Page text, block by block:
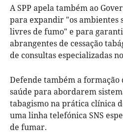
A SPP apela também ao
para expandir "os ambientes
livres de fumo" e para
abrangentes de cessação
de consultas especializadas
Defende também a formação
saúde para abordarem
tabagismo na prática clínica
uma linha telefónica SNS
de fumar.